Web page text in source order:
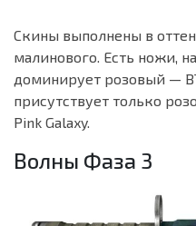
Скины выполнены в
малинового. Есть ножи,
доминирует розовый —
присутствует только
Pink Galaxy.
Волны Фаза 3